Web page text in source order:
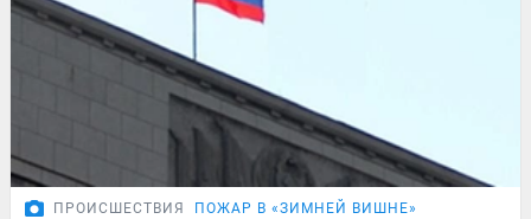
ПРОИСШЕСТВИЯ ПОЖАР В «ЗИМНЕЙ ВИШНЕ»